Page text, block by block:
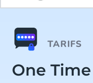
TARIFS
One